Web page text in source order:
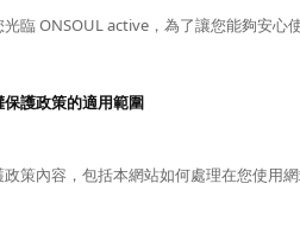
臨 ONSOUL active，為了讓您能夠安心
護政策的適用範圍
策內容，包括本網站如何處理在您使用